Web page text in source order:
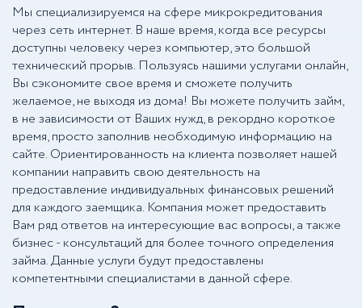
Мы специализируемся на сфере микрокредитования
через сеть интернет. В наше время, когда все ресурсы
доступны человеку через компьютер, это большой
технический прорыв. Пользуясь нашими услугами онлайн,
Вы сэкономите свое время и сможете получить
желаемое, не выходя из дома! Вы можете получить займ,
в не зависимости от Ваших нужд, в рекордно короткое
время, просто заполнив необходимую информацию на
сайте. Ориентированность на клиента позволяет нашей
компании направить свою деятельность на
предоставление индивидуальных финансовых решений
для каждого заемщика. Компания может предоставить
Вам ряд ответов на интересующие вас вопросы, а также
бизнес - консультаций для более точного определения
займа. Данные услуги будут предоставлены
компетентными специалистами в данной сфере.